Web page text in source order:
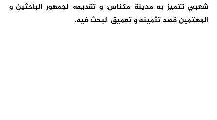
شعبي تتميز به مدينة مكناس، و تقديمه لجمهور الباحثين و
المهتمين قصد تثمينه و تعميق البحث فيه.